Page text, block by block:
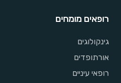
רופאים מומחים
גינקולוגים
אורתופדים
רופאי עיניים